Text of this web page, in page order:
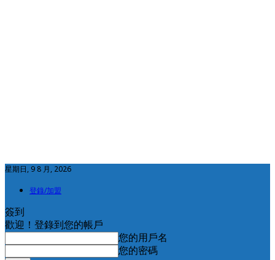
星期日, 9 8 月, 2026
登錄/加盟
簽到
歡迎！登錄到您的帳戶
您的用戶名
您的密碼